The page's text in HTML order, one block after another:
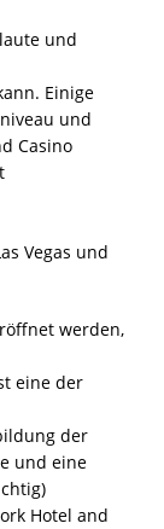
und
Einige
und
Casino
Vegas und
werden,
eine der
der
und eine
Hotel and